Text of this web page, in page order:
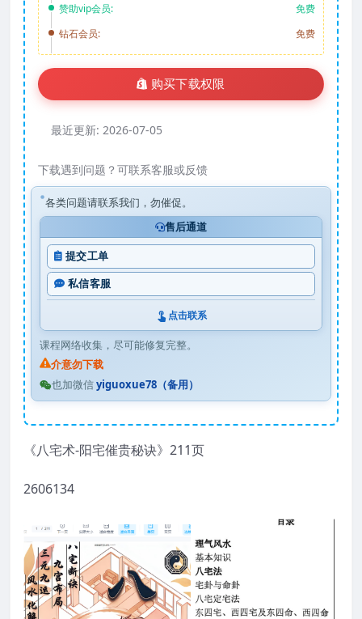
赞助vip会员:
免费
钻石会员:
免费
购买下载权限
最近更新: 2026-07-05
下载遇到问题？可联系客服或反馈
各类问题请联系我们，勿催促。
售后通道
提交工单
私信客服
点击联系
课程网络收集，尽可能修复完整。
介意勿下载
也加微信yiguoxue78（备用）
《八宅术-阳宅催贵秘诀》211页
2606134